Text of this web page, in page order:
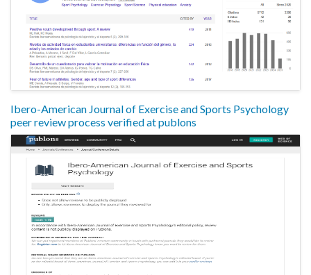
Ibero-American Journal of Exercise and Sports Psychology
peer review process verified at publons